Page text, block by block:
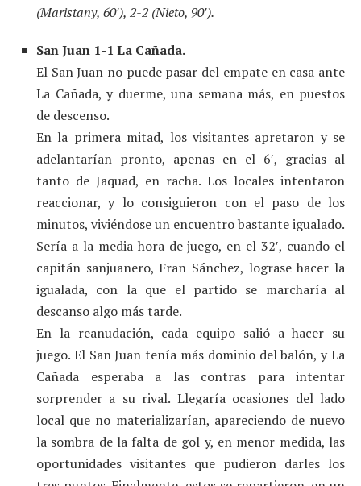
(Maristany, 60′), 2-2 (Nieto, 90′).
San Juan 1-1 La Cañada.
El San Juan no puede pasar del empate en casa ante
La Cañada, y duerme, una semana más, en puestos
de descenso.
En la primera mitad, los visitantes apretaron y se
adelantarían pronto, apenas en el 6′, gracias al
tanto de Jaquad, en racha. Los locales intentaron
reaccionar, y lo consiguieron con el paso de los
minutos, viviéndose un encuentro bastante igualado.
Sería a la media hora de juego, en el 32′, cuando el
capitán sanjuanero, Fran Sánchez, lograse hacer la
igualada, con la que el partido se marcharía al
descanso algo más tarde.
En la reanudación, cada equipo salió a hacer su
juego. El San Juan tenía más dominio del balón, y La
Cañada esperaba a las contras para intentar
sorprender a su rival. Llegaría ocasiones del lado
local que no materializarían, apareciendo de nuevo
la sombra de la falta de gol y, en menor medida, las
oportunidades visitantes que pudieron darles los